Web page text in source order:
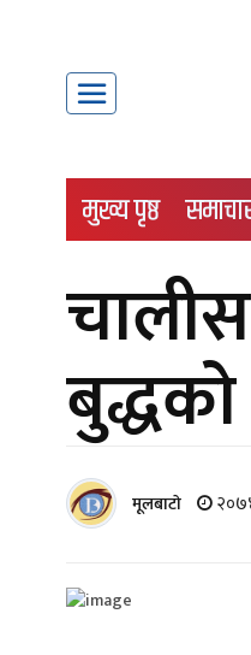
मुख्य पृष्ठ
बुद्धको
मूलबाटाे